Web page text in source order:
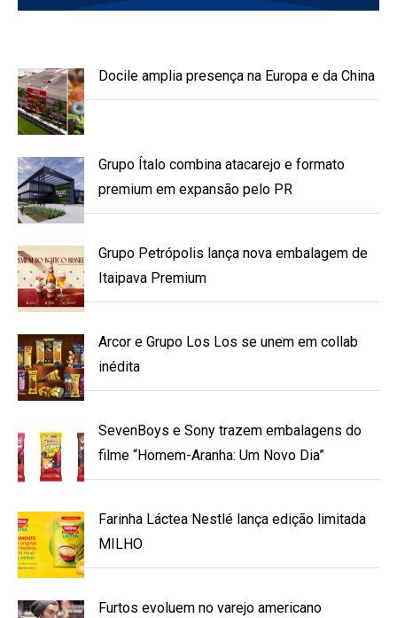
Docile amplia presença na Europa e da China
Grupo Ítalo combina atacarejo e formato
premium em expansão pelo PR
Grupo Petrópolis lança nova embalagem de
Itaipava Premium
Arcor e Grupo Los Los se unem em collab
inédita
SevenBoys e Sony trazem embalagens do
filme “Homem-Aranha: Um Novo Dia”
Farinha Láctea Nestlé lança edição limitada
MILHO
Furtos evoluem no varejo americano